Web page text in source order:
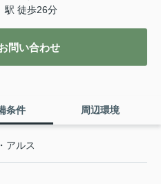
駅 徒歩26分
問い合わせ
条件 周辺環境
アルス